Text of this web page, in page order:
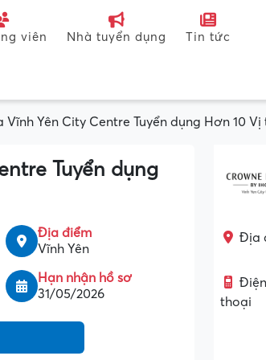
viên Nhà tuyển dụng Tin tức
Vĩnh Yên City Centre Tuyển dụng Hơn 10
Tuyển dụng
Địa điểm
Vĩnh Yên
Hạn nhận hồ sơ
31/05/2026
Địa
Điện
thoại